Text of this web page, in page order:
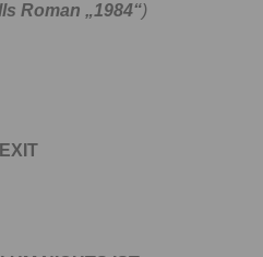
Roman „1984“)
EXIT